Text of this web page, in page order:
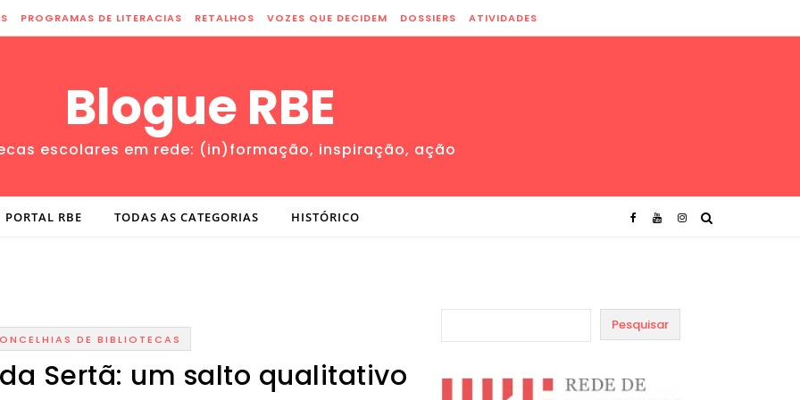
PROGRAMAS DE LITERACIAS RETALHOS VOZES QUE DECIDEM DOSSIERS ATIVIDADES
Blogue RBE
escolares em rede: (in)formação, inspiração, ação
PORTAL RBE TODAS AS CATEGORIAS HISTÓRICO
DE BIBLIOTECAS
Sertã: um salto qualitativo
Pesquisar